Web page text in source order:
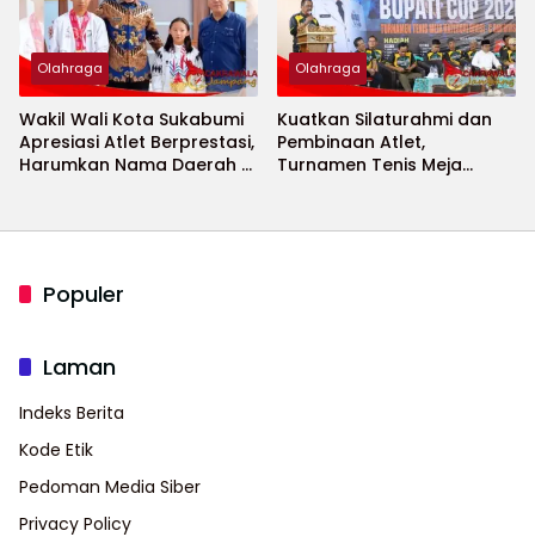
Olahraga
Wakil Wali Kota Sukabumi
Apresiasi Atlet Berprestasi,
Harumkan Nama Daerah di
Olahraga
Kuatkan Silaturahmi dan
Pembinaan Atlet,
Turnamen Tenis Meja
Populer
Laman
Indeks Berita
Kode Etik
Pedoman Media Siber
Privacy Policy